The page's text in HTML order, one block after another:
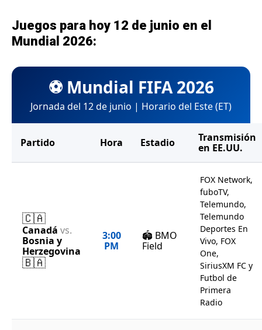
Juegos para hoy 12 de junio en el
Mundial 2026:
⚽ Mundial FIFA 2026
Jornada del 12 de junio | Horario del Este (ET)
Partido Hora Estadio
Transmisión
en EE.UU.
🇨🇦
Canadá vs.
Bosnia y
Herzegovina
🇧🇦
3:00
PM
🏟️ BMO
Field
FOX Network,
fuboTV,
Telemundo,
Telemundo
Deportes En
Vivo, FOX
One,
SiriusXM FC y
Futbol de
Primera
Radio